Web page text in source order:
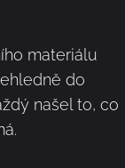
materiálu
do
našel to, co